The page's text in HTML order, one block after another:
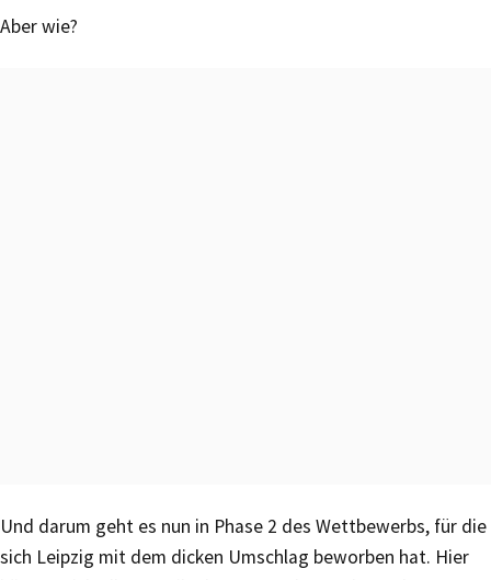
Aber wie?
Und darum geht es nun in Phase 2 des Wettbewerbs, für die
sich Leipzig mit dem dicken Umschlag beworben hat. Hier